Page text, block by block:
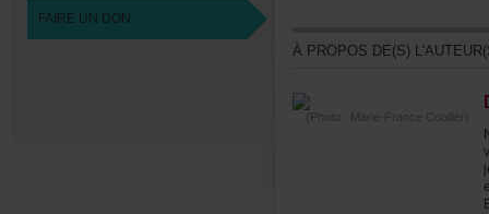
FAIREUNDON
(Photo:Marie-FranceCoallier)